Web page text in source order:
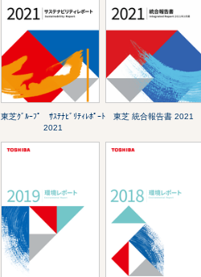
東芝ｸﾞﾙｰﾌﾟ ｻｽﾃﾅﾋﾞﾘﾃｨﾚﾎﾟｰﾄ
2021
東芝 統合報告書 2021